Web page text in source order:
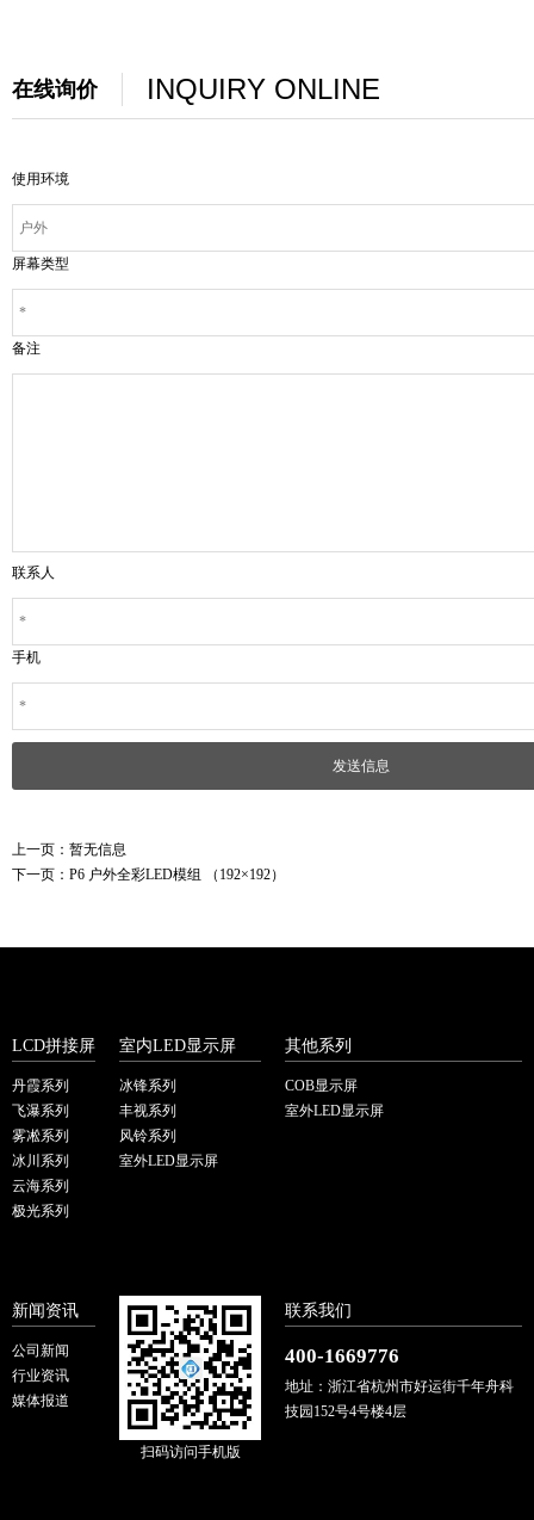
在线询价 INQUIRY ONLINE
使用环境
屏幕类型
备注
联系人
手机
上一页： 暂无信息
下一页： P6 户外全彩LED模组 （192×192）
LCD拼接屏
丹霞系列
飞瀑系列
雾凇系列
冰川系列
云海系列
极光系列
室内LED显示屏
冰锋系列
丰视系列
风铃系列
室外LED显示屏
其他系列
COB显示屏
室外LED显示屏
新闻资讯
公司新闻
行业资讯
媒体报道
扫码访问手机版
联系我们
400-1669776
地址：浙江省杭州市好运街千年舟科
技园152号4号楼4层